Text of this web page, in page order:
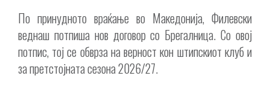
По принудното враќање во Македонија, Филевски
веднаш потпиша нов договор со Брегалница. Со овој
потпис, тој се обврза на верност кон штипскиот клуб и
за претстојната сезона 2026/27.